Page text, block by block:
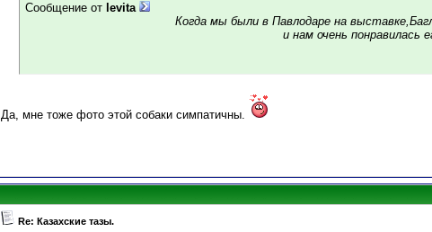
Сообщение от levita
Когда мы были в Павлодаре на
и нам очень понравилась
Да, мне тоже фото этой собаки симпатичны.
Re: Казахские тазы.